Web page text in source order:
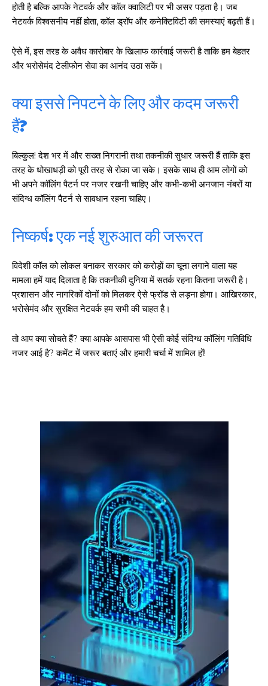
गुरुग्राम साइबर पुलिस ने बीते छह महीने में 18 बैंक कर्मचारियों को किया गिरफ्तार
इन लोगों ने लालच में आकर बैंक खाते खोलकर साइबर ठगों को उपलब्ध कराए
हर खाते के बदले मिलते थे 20 से 25 हजार
होती है बल्कि आपके नेटवर्क और कॉल क्वालिटी पर भी असर पड़ता है। जब
नेटवर्क विश्वसनीय नहीं होता, कॉल ड्रॉप और कनेक्टिविटी की समस्याएं बढ़ती हैं।
ऐसे में, इस तरह के अवैध कारोबार के खिलाफ कार्रवाई जरूरी है ताकि हम बेहतर
और भरोसेमंद टेलीफोन सेवा का आनंद उठा सकें।
क्या इससे निपटने के लिए और कदम जरूरी
हैं?
बिल्कुल! देश भर में और सख्त निगरानी तथा तकनीकी सुधार जरूरी हैं ताकि इस
तरह के धोखाधड़ी को पूरी तरह से रोका जा सके। इसके साथ ही आम लोगों को
भी अपने कॉलिंग पैटर्न पर नजर रखनी चाहिए और कभी-कभी अनजान नंबरों या
संदिग्ध कॉलिंग पैटर्न से सावधान रहना चाहिए।
निष्कर्ष: एक नई शुरुआत की जरूरत
विदेशी कॉल को लोकल बनाकर सरकार को करोड़ों का चूना लगाने वाला यह
मामला हमें याद दिलाता है कि तकनीकी दुनिया में सतर्क रहना कितना जरूरी है।
प्रशासन और नागरिकों दोनों को मिलकर ऐसे फ्रॉड से लड़ना होगा। आखिरकार,
भरोसेमंद और सुरक्षित नेटवर्क हम सभी की चाहत है।
तो आप क्या सोचते हैं? क्या आपके आसपास भी ऐसी कोई संदिग्ध कॉलिंग गतिविधि
नजर आई है? कमेंट में जरूर बताएं और हमारी चर्चा में शामिल हों!